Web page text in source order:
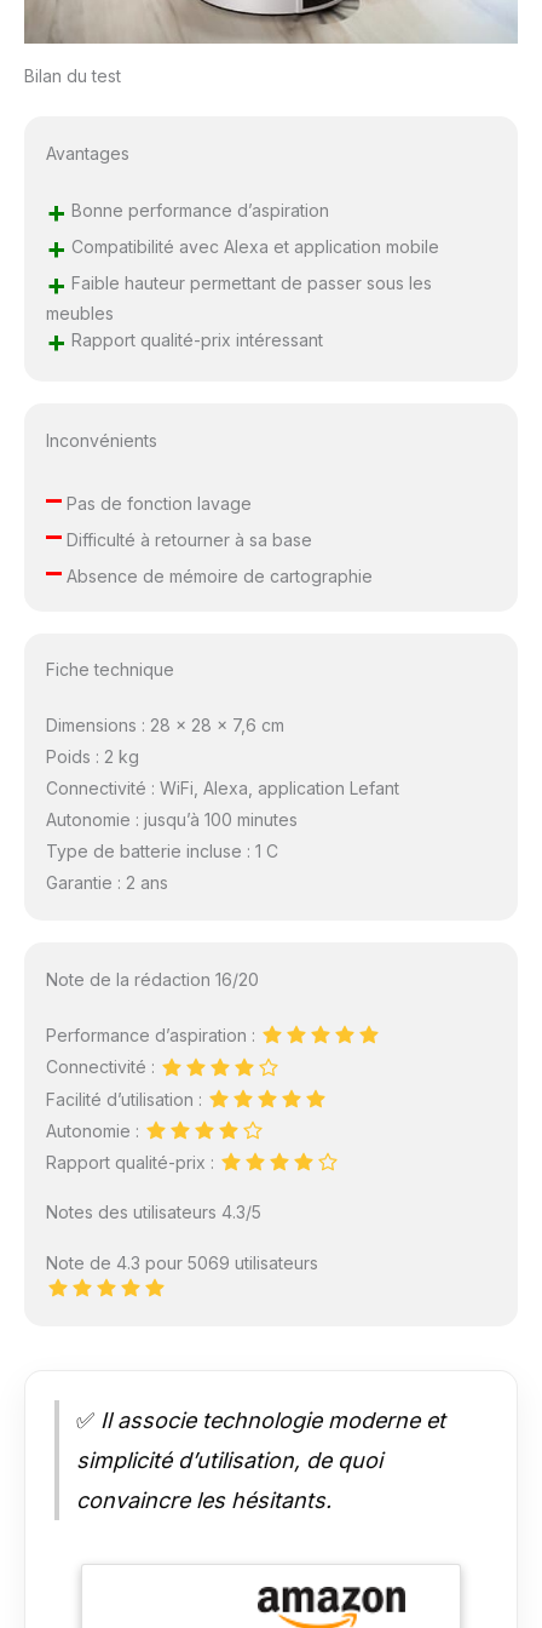
Bilan du test
Avantages
+ Bonne performance d’aspiration
+ Compatibilité avec Alexa et application mobile
+ Faible hauteur permettant de passer sous les
meubles
+ Rapport qualité-prix intéressant
Inconvénients
–Pas de fonction lavage
–Difficulté à retourner à sa base
–Absence de mémoire de cartographie
Fiche technique
Dimensions : 28 x 28 x 7,6 cm
Poids : 2 kg
Connectivité : WiFi, Alexa, application Lefant
Autonomie : jusqu’à 100 minutes
Type de batterie incluse : 1 C
Garantie : 2 ans
Note de la rédaction 16/20
Performance d’aspiration :
Connectivité :
Facilité d’utilisation :
Autonomie :
Rapport qualité-prix :
Notes des utilisateurs 4.3/5
Note de 4.3 pour 5069 utilisateurs
✅ Il associe technologie moderne et
simplicité d’utilisation, de quoi
convaincre les hésitants.